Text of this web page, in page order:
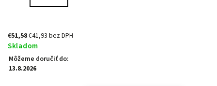
€51,58€41,93 bez DPH
Skladom
Môžeme doručiť do:
13.8.2026